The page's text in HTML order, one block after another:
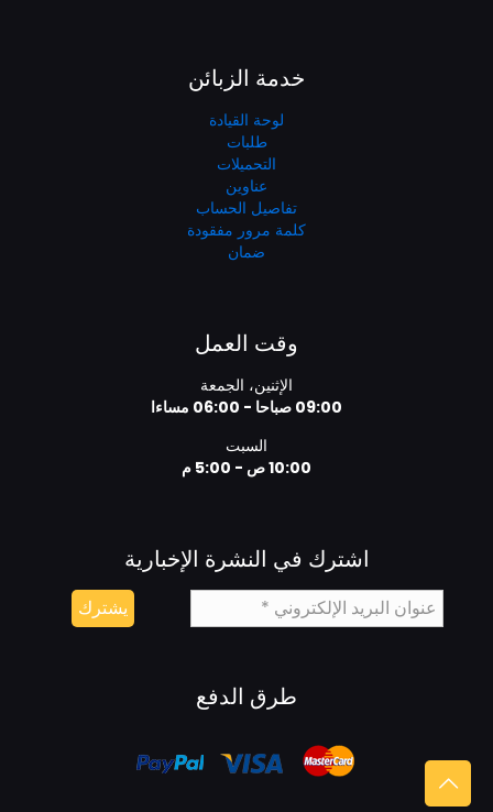
خدمة الزبائن
لوحة القيادة
طلبات
التحميلات
عناوين
تفاصيل الحساب
كلمة مرور مفقودة
ضمان
وقت العمل
الإثنين، الجمعة
09:00 صباحا - 06:00 مساءا
السبت
10:00 ص - 5:00 م
اشترك في النشرة الإخبارية
طرق الدفع